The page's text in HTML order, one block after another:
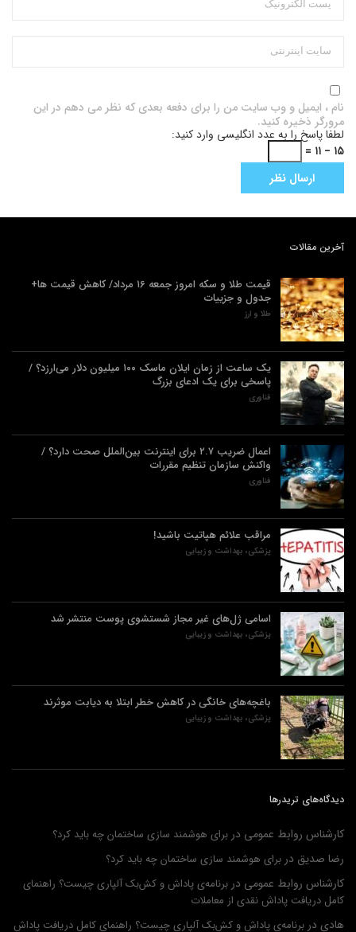
نام ، ایمیل و وب سایت من را برای دفعه بعدی که نظر می دهم در این
مرورگر ذخیره کنید.
لطفا پاسخ را به عدد انگلیسی وارد کنید:
۱۵ − ۱۱ =
آخرین مقالات
قیمت طلا و سکه امروز جمعه ۱۶ مرداد/ کاهش قیمت ها+
جدول و جزییات
طلا و ارز
یک ساعت از زمان ایلان ماسک ۱۰۰ میلیون دلار می‌ارزد؟ /
پاسخی برای یک ادعای بزرگ
فناوری
اعمال ضریب ۲.۷ برای اینترنت بین‌الملل صحت دارد؟ /
واکنش سازمان تنظیم مقررات
فناوری
مراقب علائم هپاتیت باشید!
پزشکی، بهداشت و زیبایی
اسامی ژل‌های غیر مجاز شستشوی پوست منتشر شد
پزشکی، بهداشت و زیبایی
باغچه‌های خانگی در کاهش خطر ابتلا به دیابت موثرند
پزشکی، بهداشت و زیبایی
دیدگاه‌های تریدرها
کارشناس روابط عمومی در برای هوشمند سازی ساختمان چه باید کرد؟
رضا صدیق در برای هوشمند سازی ساختمان چه باید کرد؟
کارشناس روابط عمومی در برنامه‌ی پاداش و کش‌بک آلپاری چیست؟ راهنمای
کامل دریافت پاداش نقدی از معاملات
هادی در برنامه‌ی پاداش و کش‌بک آلپاری چیست؟ راهنمای کامل دریافت پاداش